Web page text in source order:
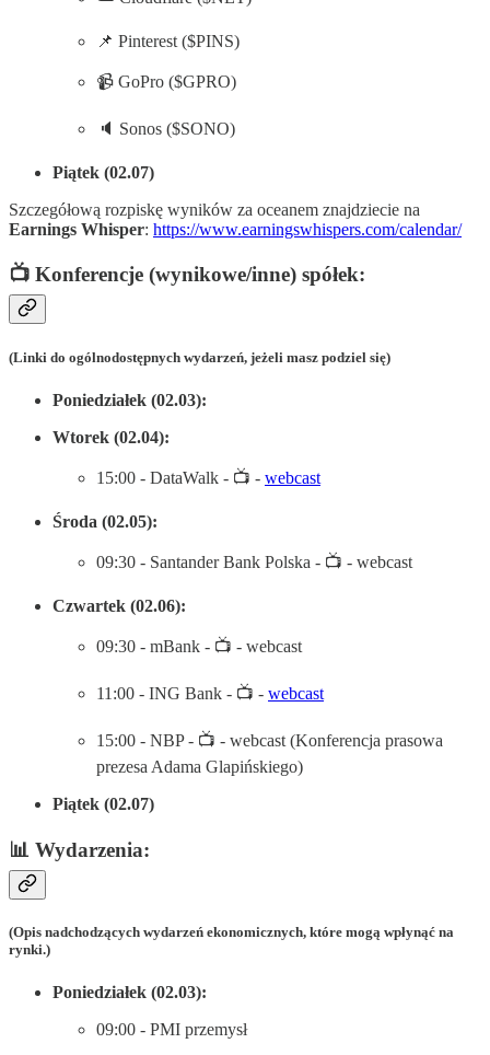
📌 Pinterest ($PINS)
📹 GoPro ($GPRO)
🔈 Sonos ($SONO)
Piątek (02.07)
Szczegółową rozpiskę wyników za oceanem znajdziecie na
Earnings Whisper: https://www.earningswhispers.com/calendar/
📺 Konferencje (wynikowe/inne) spółek:
(Linki do ogólnodostępnych wydarzeń, jeżeli masz podziel się)
Poniedziałek (02.03):
Wtorek (02.04):
15:00 - DataWalk - 📺 - webcast
Środa (02.05):
09:30 - Santander Bank Polska - 📺 - webcast
Czwartek (02.06):
09:30 - mBank - 📺 - webcast
11:00 - ING Bank - 📺 - webcast
15:00 - NBP - 📺 - webcast (Konferencja prasowa
prezesa Adama Glapińskiego)
Piątek (02.07)
📊 Wydarzenia:
(Opis nadchodzących wydarzeń ekonomicznych, które mogą wpłynąć na
rynki.)
Poniedziałek (02.03):
09:00 - PMI przemysł